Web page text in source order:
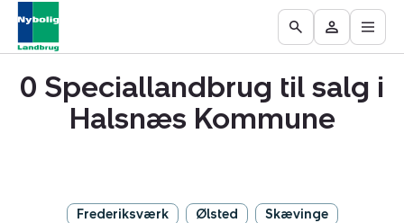
Ejendomme
til
Find
mægler
Få
vurderet
ejendom
Go
to
the
Search
page
Besøg
Mit
område
Åbn
0 Speciallandbrug til salg i
Halsnæs Kommune
Frederiksværk Ølsted Skævinge